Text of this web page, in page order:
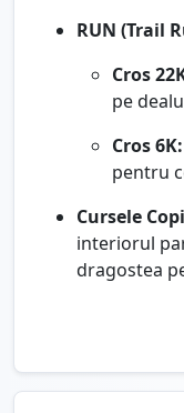
RUN (Trail
Cros
pe
Cros 6K:
pentru
Cursele
interiorul
dragostea